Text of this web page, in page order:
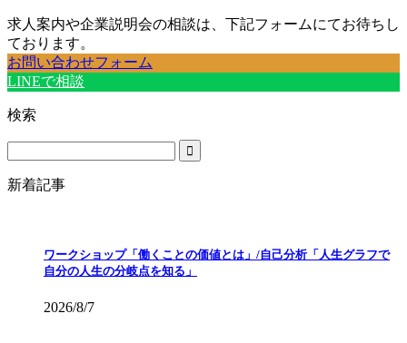
求人案内や企業説明会の相談は、下記フォームにてお待ちし
ております。
お問い合わせフォーム
LINEで相談
検索
新着記事
ワークショップ「働くことの価値とは」/自己分析「人生グラフで
自分の人生の分岐点を知る」
2026/8/7